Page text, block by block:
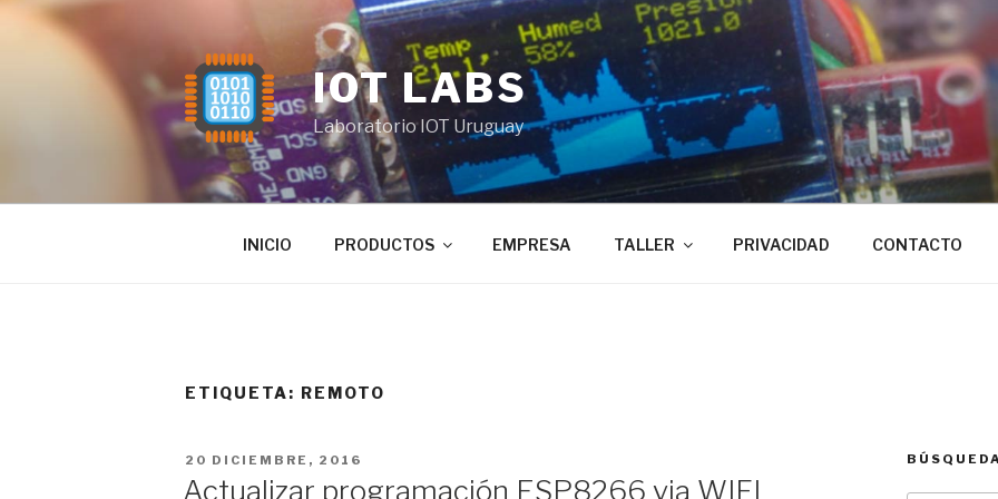
Saltar
IOT LABS
Laboratorio IOT Uruguay
INICIO PRODUCTOS EMPRESA TALLER PRIVACIDAD CONTACTO
ETIQUETA: REMOTO
PUBLICADO
20 DICIEMBRE, 2016
Actualizar programación ESP8266 via WIFI